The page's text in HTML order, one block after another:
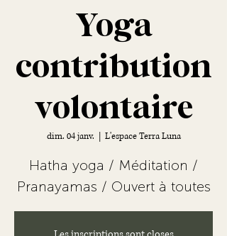
Yoga
contribution
volontaire
dim. 04 janv. L'espace Terra Luna
Hatha yoga / Méditation /